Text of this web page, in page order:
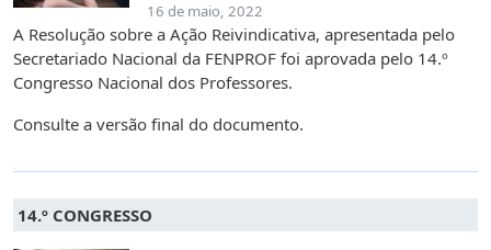
16 de maio, 2022
A Resolução sobre a Ação Reivindicativa, apresentada pelo
Secretariado Nacional da FENPROF foi aprovada pelo 14.º
Congresso Nacional dos Professores.
Consulte a versão final do documento.
14.º CONGRESSO